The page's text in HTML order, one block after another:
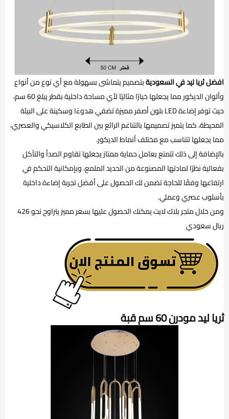
افضل ثريا ليد في السعوديةبتصميم يتماشى بسهولة مع أي نوع من أنواع
وألوان الديكور مما يجعلها خيارًا مثاليًا لأي مساحة داخلية بقطر يبلغ 60 سم،
حيث توفر إضاءة LED بلون أصفر مميزة تضفي هدوءًا وسكينة على البيئة
المحيطة، كما يتميز تصميمها بالتناغم الرائع بين الطابع الكلاسيكي والعصري،
مما يجعلها تتناسب مع مختلف أنماط الديكور.
بالإضافة إلى ذلك تتمتع بعامل حماية ممتاز يجعلها تقاوم الصدأ والتآكل
بفعالية نظرًا لمادتها المصنوعة من الحديد الملمع، وبإمكانية التحكم في
ارتفاعها وفقًا للحاجة تضمن لك الحصول على أفضل تجربة إضاءة داخلية
بأسلوب عصري وعملي.
ومن خلال متجر بلاك لايت يمكنك الحصول عليها بسعر مميز يتراوح نحو 426
ريال سعودي
ثريا ليد مودرن 60 سم قبة